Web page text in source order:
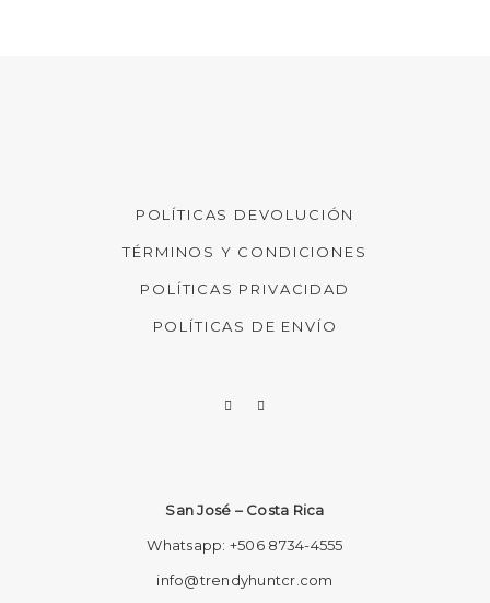
POLÍTICAS DEVOLUCIÓN
TÉRMINOS Y CONDICIONES
POLÍTICAS PRIVACIDAD
POLÍTICAS DE ENVÍO
San José – Costa Rica
Whatsapp: +506 8734-4555
info@trendyhuntcr.com